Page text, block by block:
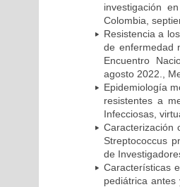
investigación
Colombia,
Resistencia a
de enfermedad
Encuentro
agosto 2022.,
Epidemiología
resistentes a
Infecciosas,
Caracterización
Streptococcus
de
Características
pediátrica